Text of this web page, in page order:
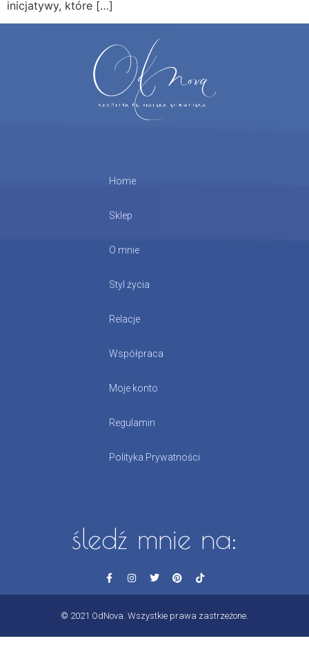
inicjatywy, które […]
Home
Sklep
O mnie
Styl życia
Relacje
Współpraca
Moje konto
Regulamin
Polityka Prywatności
śledź mnie na:
© 2021 OdNova. Wszystkie prawa zastrzeżone.